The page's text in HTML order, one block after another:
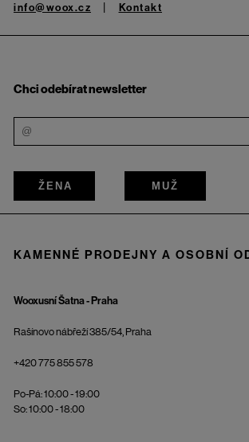
info@woox.cz Kontakt
Chci odebírat newsletter
ŽENA MUŽ
KAMENNÉ PRODEJNY A OSOBNÍ
Wooxusní Šatna - Praha
Rašínovo nábřeží 385/54, Praha
+420 775 855 578
Po-Pá: 10:00 - 19:00
So: 10:00 - 18:00